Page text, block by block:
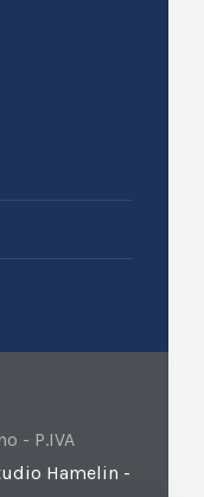
- P.IVA
Hamelin -